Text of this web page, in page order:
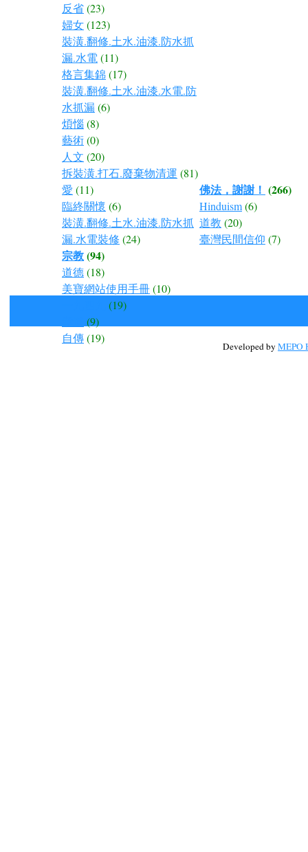
反省(23)
婦女(123)
裝潢.翻修.土水.油漆.防水抓
漏.水電(11)
格言集錦(17)
裝潢.翻修.土水.油漆.水電.防
水抓漏(6)
煩惱 (8)
藝術(0)
人文 (20)
拆裝潢.打石.廢棄物清運 (81)
愛 (11)
臨終關懷 (6)
裝潢.翻修.土水.油漆.防水抓
漏.水電裝修 (24)
宗教(94)
道德(18)
美寶網站使用手冊(10)
(19)
(9)
自傳(19)
佛法，謝謝！ (266)
Hinduism(6)
道教 (20)
臺灣民間信仰 (7)
Developed by MEPO